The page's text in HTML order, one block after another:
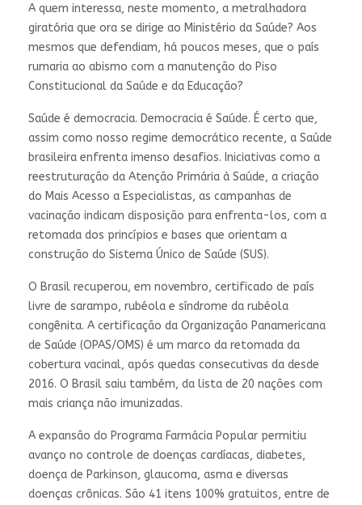
A quem interessa, neste momento, a metralhadora
giratória que ora se dirige ao Ministério da Saúde? Aos
mesmos que defendiam, há poucos meses, que o país
rumaria ao abismo com a manutenção do Piso
Constitucional da Saúde e da Educação?
Saúde é democracia. Democracia é Saúde. É certo que,
assim como nosso regime democrático recente, a Saúde
brasileira enfrenta imenso desafios. Iniciativas como a
reestruturação da Atenção Primária à Saúde, a criação
do Mais Acesso a Especialistas, as campanhas de
vacinação indicam disposição para enfrenta-los, com a
retomada dos princípios e bases que orientam a
construção do Sistema Único de Saúde (SUS).
O Brasil recuperou, em novembro, certificado de país
livre de sarampo, rubéola e síndrome da rubéola
congênita. A certificação da Organização Panamericana
de Saúde (OPAS/OMS) é um marco da retomada da
cobertura vacinal, após quedas consecutivas da desde
2016. O Brasil saiu também, da lista de 20 nações com
mais criança não imunizadas.
A expansão do Programa Farmácia Popular permitiu
avanço no controle de doenças cardíacas, diabetes,
doença de Parkinson, glaucoma, asma e diversas
doenças crônicas. São 41 itens 100% gratuitos, entre de